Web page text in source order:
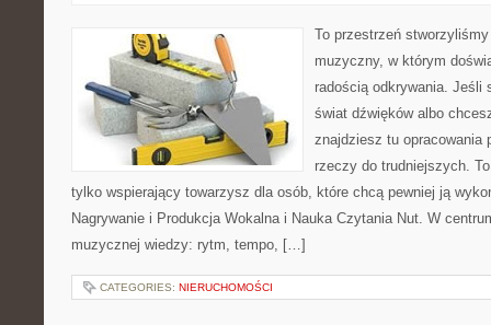
To przestrzeń
muzyczny, w którym
radością odkrywania. Jeśli
świat dźwięków albo
znajdziesz tu opracowania
rzeczy do trudniejszych.
tylko wspierający towarzysz dla osób, które chcą pewniej ją
Nagrywanie i Produkcja Wokalna i Nauka Czytania Nut. W
muzycznej wiedzy: rytm, tempo, […]
CATEGORIES: NIERUCHOMOŚCI